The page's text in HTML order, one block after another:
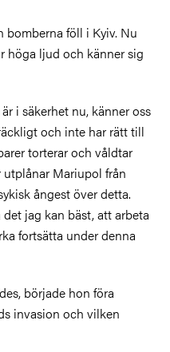
bomberna föll i Kyiv. Nu
höga ljud och känner sig
i säkerhet nu, känner oss
och inte har rätt till
torterar och våldtar
Mariupol från
ångest över detta.
jag kan bäst, att arbeta
fortsätta under denna
började hon föra
invasion och vilken